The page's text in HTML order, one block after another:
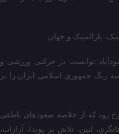
توانست در حرکتی ورزشی و
رنگ جمهوری اسلامی ایران را بر
رود که از خلاصه صعودهای ناطقی
لنین، تلاش بر پوبدا، آرارات،